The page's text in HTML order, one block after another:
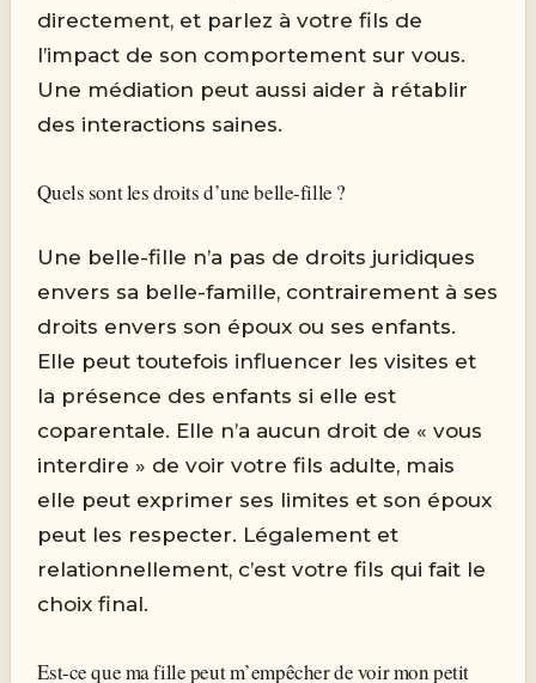
directement, et parlez à votre fils de
l’impact de son comportement sur vous.
Une médiation peut aussi aider à rétablir
des interactions saines.
Quels sont les droits d’une belle-fille ?
Une belle-fille n’a pas de droits juridiques
envers sa belle-famille, contrairement à ses
droits envers son époux ou ses enfants.
Elle peut toutefois influencer les visites et
la présence des enfants si elle est
coparentale. Elle n’a aucun droit de « vous
interdire » de voir votre fils adulte, mais
elle peut exprimer ses limites et son époux
peut les respecter. Légalement et
relationnellement, c’est votre fils qui fait le
choix final.
Est-ce que ma fille peut m’empêcher de voir mon petit